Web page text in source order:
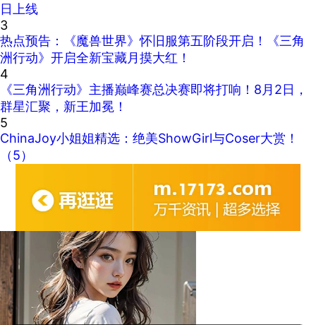
日上线
3
热点预告：《魔兽世界》怀旧服第五阶段开启！《三角
洲行动》开启全新宝藏月摸大红！
4
《三角洲行动》主播巅峰赛总决赛即将打响！8月2日，
群星汇聚，新王加冕！
5
ChinaJoy小姐姐精选：绝美ShowGirl与Coser大赏！
（5）